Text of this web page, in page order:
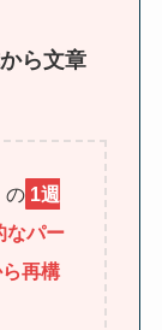
ら文章
の 1週
なパー
再構